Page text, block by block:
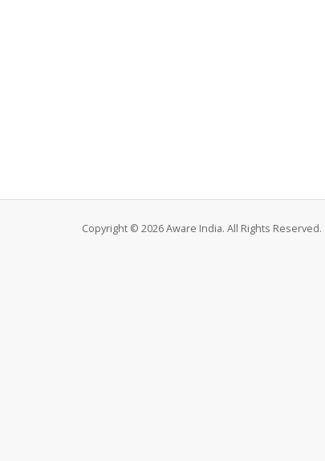
Copyright © 2026 Aware India. All Rights Reserved.